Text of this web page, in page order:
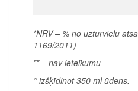
*NRV – % no uzturvielu
1169/2011)
** – nav ieteikumu
° izšķīdinot 350 ml ūdens.